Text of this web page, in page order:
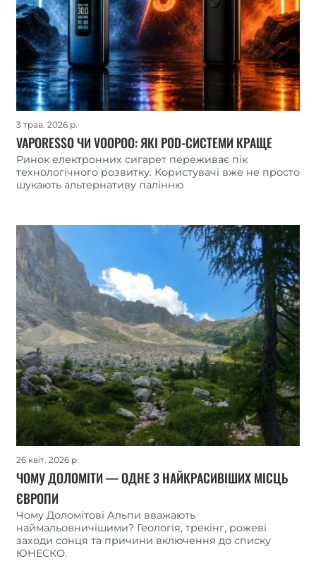
3 трав. 2026 р.
VAPORESSO ЧИ VOOPOO: ЯКІ POD-СИСТЕМИ КРАЩЕ
Ринок електронних сигарет переживає пік
технологічного розвитку. Користувачі вже не просто
шукають альтернативу палінню
26 квіт. 2026 р.
ЧОМУ ДОЛОМІТИ — ОДНЕ З НАЙКРАСИВІШИХ МІСЦЬ
ЄВРОПИ
Чому Доломітові Альпи вважають
наймальовничішими? Геологія, трекінг, рожеві
заходи сонця та причини включення до списку
ЮНЕСКО.